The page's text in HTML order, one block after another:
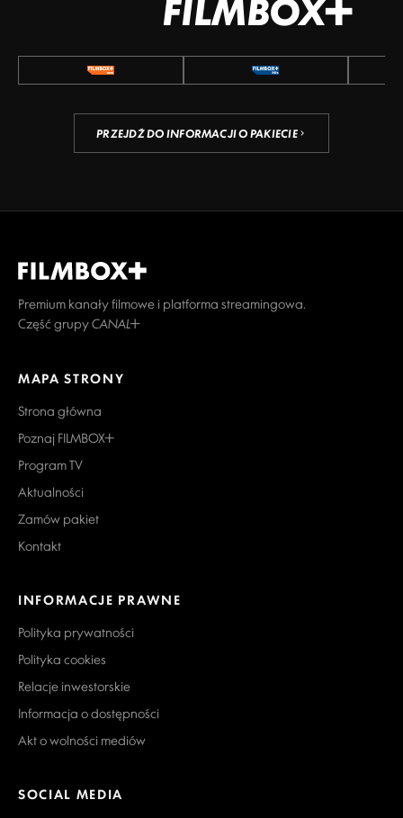
FILMBOX+
PRZEJDŹ DO INFORMACJI O PAKIECIE
Premium kanały filmowe i platforma streamingowa.
Część grupy CANAL+
MAPA STRONY
Strona główna
Poznaj FILMBOX+
Program TV
Aktualności
Zamów pakiet
Kontakt
INFORMACJE PRAWNE
Polityka prywatności
Polityka cookies
Relacje inwestorskie
Informacja o dostępności
Akt o wolności mediów
SOCIAL MEDIA